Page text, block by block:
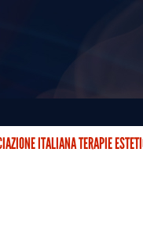
ITALIANA TERAPIE